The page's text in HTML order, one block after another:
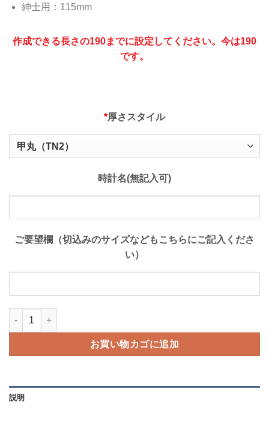
紳士用：115mm
作成できる長さの190までに設定してください。今は190
です。
*厚さスタイル
時計名(無記入可)
ご要望欄（切込みのサイズなどもこちらにご記入くださ
い）
ロコッテオーダーメイドサービス個
お買い物カゴに追加
説明